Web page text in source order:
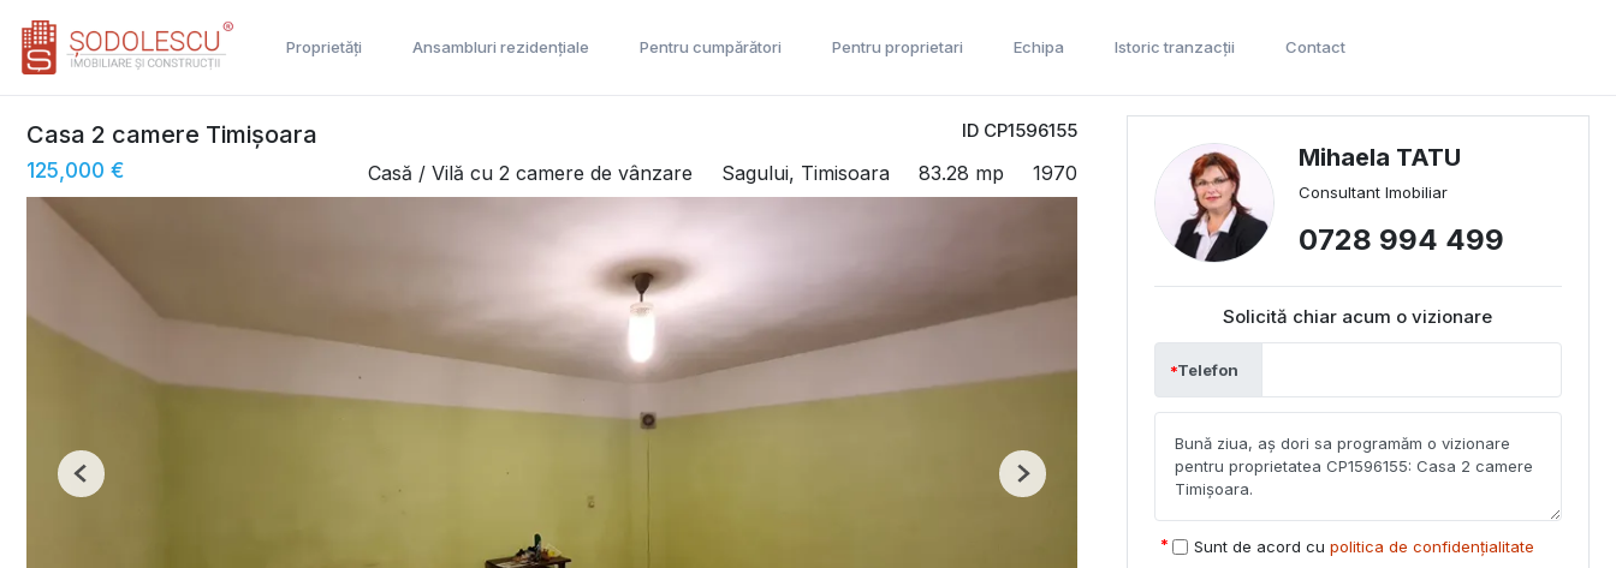
Proprietăți Ansambluri rezidențiale Pentru cumpărători Pentru proprietari Echipa Istoric tranzacții Contact
ID CP1596155
Casa 2 camere Timișoara
125,000 € Casă / Vilă cu 2 camere de vânzare Sagului, Timisoara 83.28 mp 1970
Previous Next
Mihaela TATU
Consultant Imobiliar
0728 994 499
Solicită chiar acum o vizionare
Telefon
Sunt de acord cu politica de confidențialitate